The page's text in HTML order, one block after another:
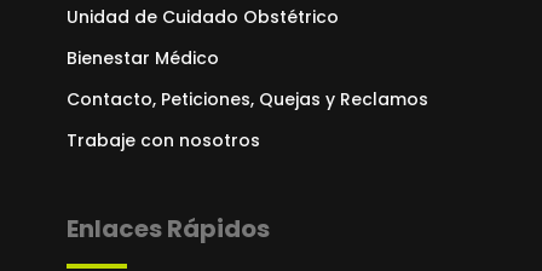
Unidad de Cuidado Obstétrico
Bienestar Médico
Contacto, Peticiones, Quejas y Reclamos
Trabaje con nosotros
Enlaces Rápidos